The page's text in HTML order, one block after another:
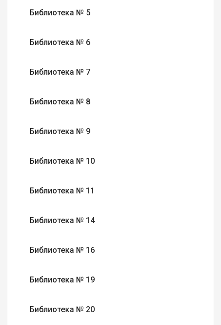
Библиотека № 5
Библиотека № 6
Библиотека № 7
Библиотека № 8
Библиотека № 9
Библиотека № 10
Библиотека № 11
Библиотека № 14
Библиотека № 16
Библиотека № 19
Библиотека № 20